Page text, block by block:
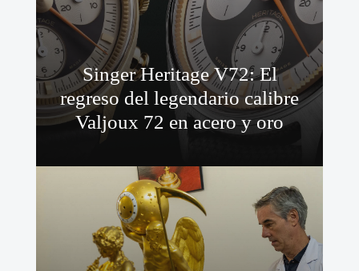
Singer Heritage V72: El
regreso del legendario calibre
Valjoux 72 en acero y oro